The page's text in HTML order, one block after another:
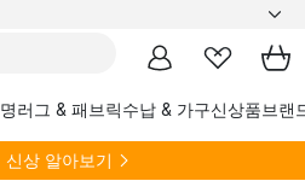
러그 & 패브릭수납 & 가구신상품브랜
신상 알아보기